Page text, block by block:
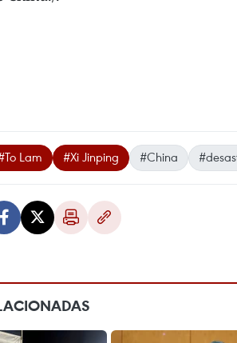
Lam #Xi Jinping #China